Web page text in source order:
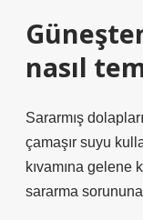
nasıl
Sararmış
çamaşır suyu
kıvamına gelene
sararma